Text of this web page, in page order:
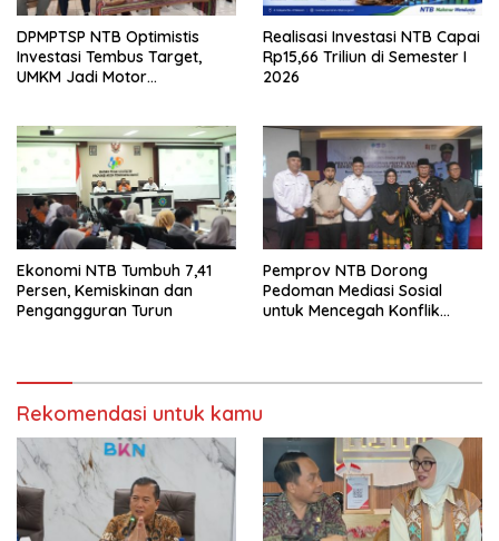
DPMPTSP NTB Optimistis
Investasi Tembus Target,
UMKM Jadi Motor
Realisasi Investasi NTB Capai
Rp15,66 Triliun di Semester I
2026
Ekonomi NTB Tumbuh 7,41
Persen, Kemiskinan dan
Pengangguran Turun
Pemprov NTB Dorong
Pedoman Mediasi Sosial
untuk Mencegah Konflik
Rekomendasi untuk kamu